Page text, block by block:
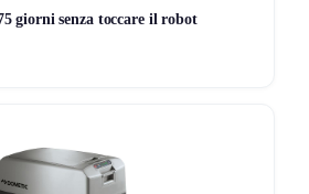
della luce verde che “crea
alcuni notano che il peso è
(pesa 3,5 kg), rendendolo un po’
giorni senza toccare il robot